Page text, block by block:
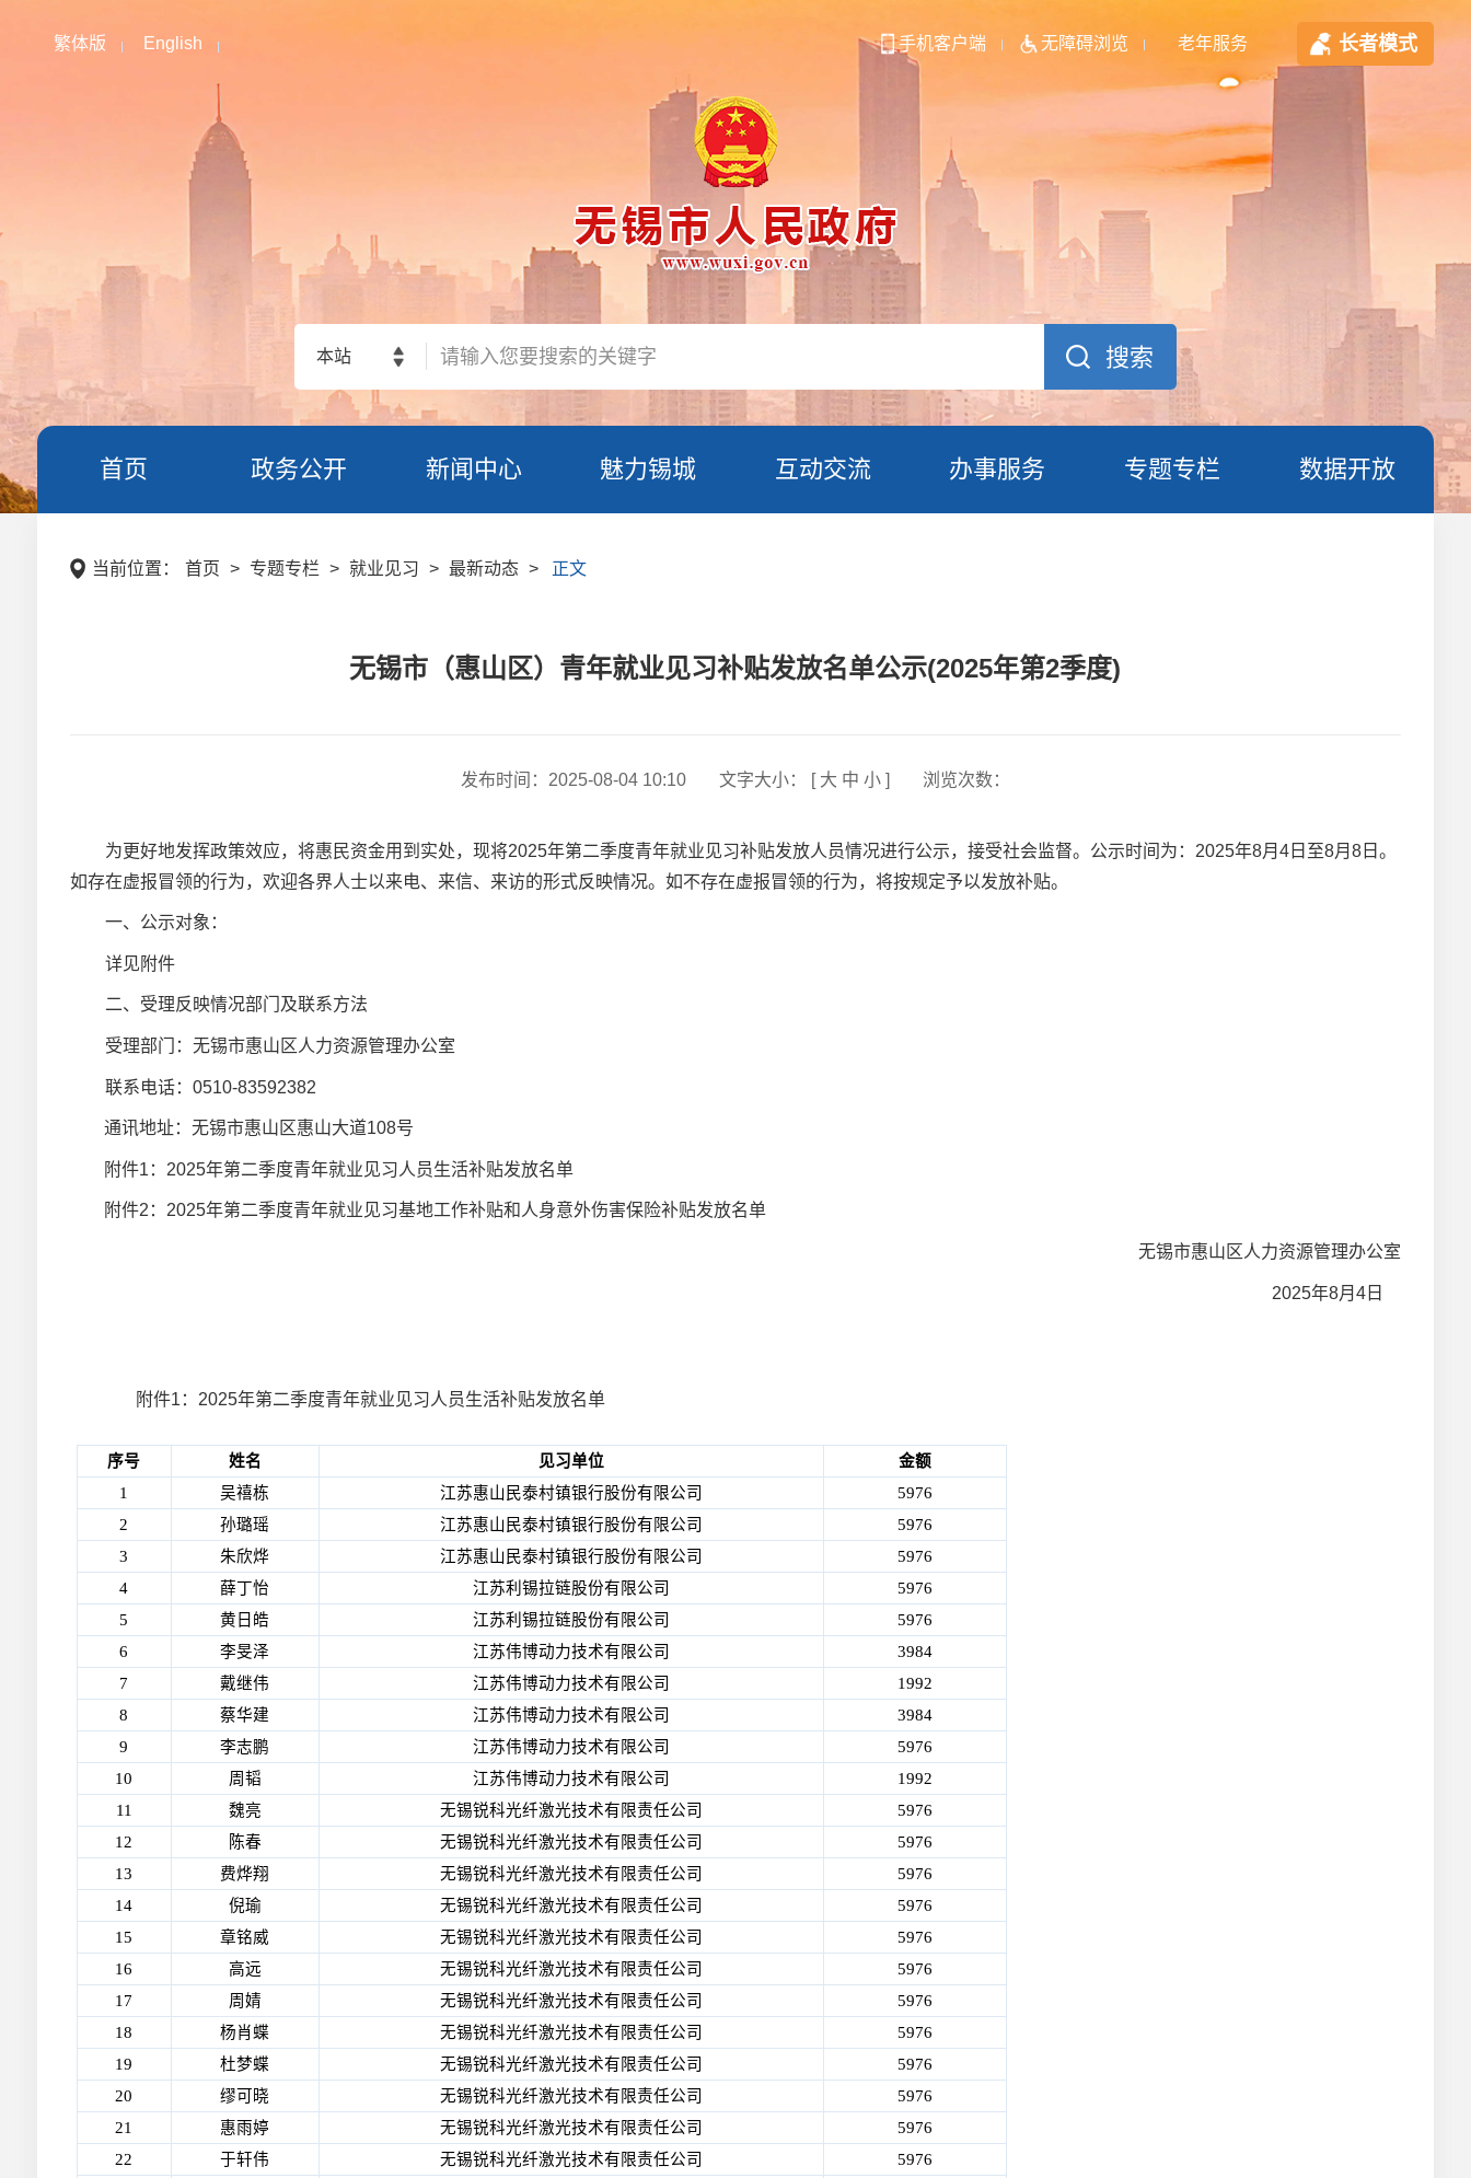
繁体版 English 手机客户端 无障碍浏览 老年服务 长者模式
本站
首页 政务公开 新闻中心 魅力锡城 互动交流 办事服务 专题专栏 数据开放
当前位置： 首页 > 专题专栏 > 就业见习 > 最新动态 > 正文
无锡市（惠山区）青年就业见习补贴发放名单公示(2025年第2季度)
发布时间： 2025-08-04 10:10 文字大小： [ 大 中 小] 浏览次数：
为更好地发挥政策效应，将惠民资金用到实处，现将2025年第二季度青年就业见习补贴发放人员情况进行公示，接受社会监督。公示时间为：2025年8月4日至8月8日。
如存在虚报冒领的行为，欢迎各界人士以来电、来信、来访的形式反映情况。如不存在虚报冒领的行为，将按规定予以发放补贴。
一、公示对象：
详见附件
二、受理反映情况部门及联系方法
受理部门：无锡市惠山区人力资源管理办公室
联系电话：0510-83592382
通讯地址：无锡市惠山区惠山大道108号
附件1：2025年第二季度青年就业见习人员生活补贴发放名单
附件2：2025年第二季度青年就业见习基地工作补贴和人身意外伤害保险补贴发放名单
无锡市惠山区人力资源管理办公室
2025年8月4日
附件1 ： 2025年第二季度青年就业见习人员生活补贴发放名单
序号 姓名 见习单位
金额
1
吴禧栋 江苏惠山民泰村镇银行股份有限公司
5976
2
孙璐瑶 江苏惠山民泰村镇银行股份有限公司
5976
3
朱欣烨 江苏惠山民泰村镇银行股份有限公司
5976
4
薛丁怡 江苏利锡拉链股份有限公司
5976
5
黄日皓 江苏利锡拉链股份有限公司
5976
6
李旻泽 江苏伟博动力技术有限公司
3984
7
戴继伟 江苏伟博动力技术有限公司
1992
8
蔡华建 江苏伟博动力技术有限公司
3984
9
李志鹏 江苏伟博动力技术有限公司
5976
10
周韬 江苏伟博动力技术有限公司
1992
11
魏亮 无锡锐科光纤激光技术有限责任公司
5976
12
陈春 无锡锐科光纤激光技术有限责任公司
5976
13
费烨翔 无锡锐科光纤激光技术有限责任公司
5976
14
倪瑜 无锡锐科光纤激光技术有限责任公司
5976
15
章铭威 无锡锐科光纤激光技术有限责任公司
5976
16
高远 无锡锐科光纤激光技术有限责任公司
5976
17
周婧 无锡锐科光纤激光技术有限责任公司
5976
18
杨肖蝶 无锡锐科光纤激光技术有限责任公司
5976
19
杜梦蝶 无锡锐科光纤激光技术有限责任公司
5976
20
缪可晓 无锡锐科光纤激光技术有限责任公司
5976
21
惠雨婷 无锡锐科光纤激光技术有限责任公司
5976
22
于轩伟 无锡锐科光纤激光技术有限责任公司
5976